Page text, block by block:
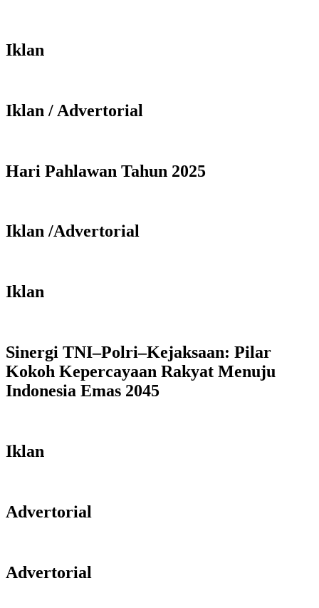
Iklan
Iklan / Advertorial
Hari Pahlawan Tahun 2025
Iklan /Advertorial
Iklan
Sinergi TNI–Polri–Kejaksaan: Pilar
Kokoh Kepercayaan Rakyat Menuju
Indonesia Emas 2045
Iklan
Advertorial
Advertorial